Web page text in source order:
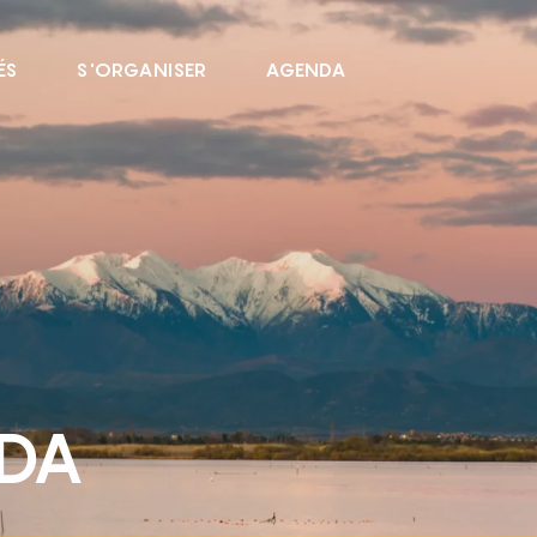
S'ORGANISER AGENDA